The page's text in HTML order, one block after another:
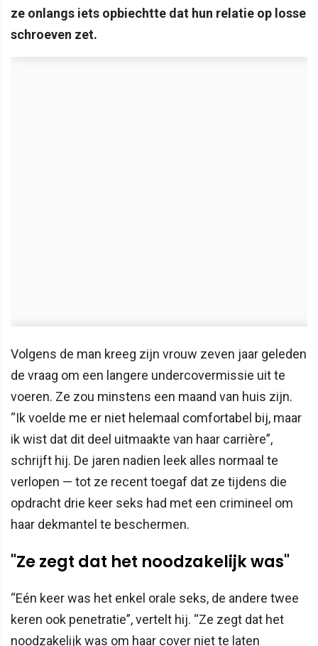
ze onlangs iets opbiechtte dat hun relatie op losse
schroeven zet.
Volgens de man kreeg zijn vrouw zeven jaar geleden
de vraag om een langere undercovermissie uit te
voeren. Ze zou minstens een maand van huis zijn.
“Ik voelde me er niet helemaal comfortabel bij, maar
ik wist dat dit deel uitmaakte van haar carrière”,
schrijft hij. De jaren nadien leek alles normaal te
verlopen — tot ze recent toegaf dat ze tijdens die
opdracht drie keer seks had met een crimineel om
haar dekmantel te beschermen.
"Ze zegt dat het noodzakelijk was"
“Eén keer was het enkel orale seks, de andere twee
keren ook penetratie”, vertelt hij. “Ze zegt dat het
noodzakelijk was om haar cover niet te laten